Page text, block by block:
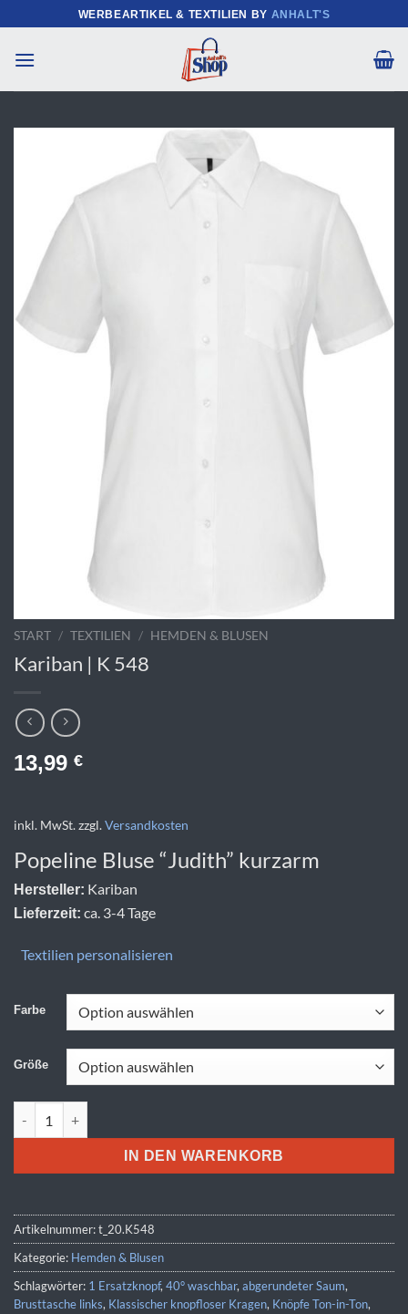
Inhalt
springen
WERBEARTIKEL & TEXTILIEN BY ANHALT'S
START / TEXTILIEN / HEMDEN & BLUSEN
Kariban | K 548
13,99 €
inkl. MwSt.zzgl.Versandkosten
Popeline Bluse “Judith” kurzarm
Hersteller: Kariban
Lieferzeit: ca. 3-4 Tage
Textilien personalisieren
Farbe
Größe
IN DEN WARENKORB
Artikelnummer:t_20.K548
Kategorie: Hemden & Blusen
Schlagwörter: 1 Ersatzknopf,40° waschbar,abgerundeter Saum,
Brusttasche links, Klassischer knopfloser Kragen, Knöpfe Ton-in-Ton,